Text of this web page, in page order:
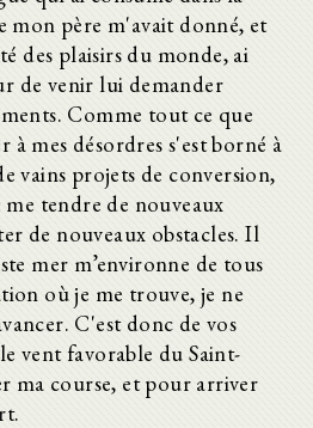
mon père m'avait donné, et
des plaisirs du monde, ai
de venir lui demander
Comme tout ce que
mes désordres s'est borné à
vains projets de conversion,
me tendre de nouveaux
de nouveaux obstacles. Il
mer m’environne de tous
où je me trouve, je ne
C'est donc de vos
vent favorable du Saint-
ma course, et pour arriver